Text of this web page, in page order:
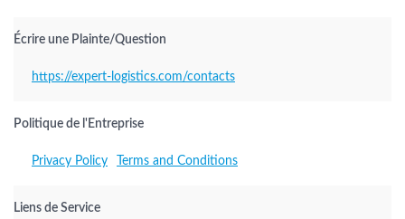
Écrire une Plainte/Question
https://expert-logistics.com/contacts
Politique de l'Entreprise
Privacy Policy Terms and Conditions
Liens de Service